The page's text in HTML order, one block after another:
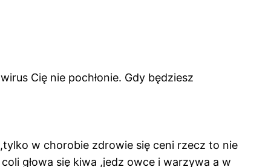
Cię nie pochłonie. Gdy będziesz
w chorobie zdrowie się ceni rzecz to nie
głowa się kiwa ,jedz owce i warzywa a w